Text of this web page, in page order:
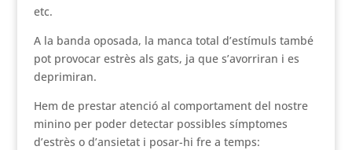
etc.
A la banda oposada, la manca total d’estímuls també
pot provocar estrès als gats, ja que s’avorriran i es
deprimiran.
Hem de prestar atenció al comportament del nostre
minino per poder detectar possibles símptomes
d’estrès o d’ansietat i posar-hi fre a temps: